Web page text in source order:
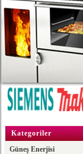
Kategoriler
Güneş Enerjisi